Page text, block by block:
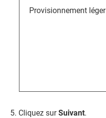
Provisionnement léger
Cliquez surSuivant.